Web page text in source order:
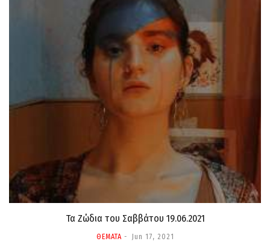
Τα Ζώδια τoυ Σαββάτου 19.06.2021
ΘΕΜΑΤΑ Jun 17, 2021